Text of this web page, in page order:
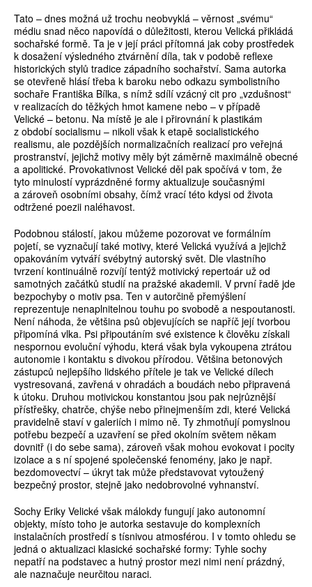
Tato – dnes možná už trochu neobvyklá – věrnost „svému“
médiu snad něco napovídá o důležitosti, kterou Velická přikládá
sochařské formě. Ta je v její práci přítomná jak coby prostředek
k dosažení výsledného ztvárnění díla, tak v podobě reflexe
historických stylů tradice západního sochařství. Sama autorka
se otevřeně hlásí třeba k baroku nebo odkazu symbolistního
sochaře Františka Bílka, s nímž sdílí vzácný cit pro „vzdušnost“
v realizacích do těžkých hmot kamene nebo – v případě
Velické – betonu. Na místě je ale i přirovnání k plastikám
z období socia­lismu – nikoli však k etapě socialistického
realismu, ale pozdějších normalizačních realizací pro veřejná
prostranství, jejichž motivy měly být záměrně maximálně obecné
a apolitické. Provokativnost Velické děl pak spočívá v tom, že
tyto minulostí vyprázdněné formy aktualizuje současnými
a zároveň osobními obsahy, čímž vrací této kdysi od života
odtržené poezii naléhavost.
Podobnou stálostí, jakou můžeme pozorovat ve formálním
pojetí, se vyznačují také motivy, které Velická využívá a jejichž
opakováním vytváří svébytný autorský svět. Dle vlastního
tvrzení konti­nuálně rozvíjí tentýž motivický repertoár už od
samotných začátků studií na pražské akademii. V první řadě jde
bezpochyby o motiv psa. Ten v autorčině přemýšlení
reprezentuje nenaplnitelnou touhu po svobodě a nespoutanosti.
Není náhoda, že většina psů objevujících se napříč její tvorbou
připomíná vlka. Psi připoutáním své existence k člověku získali
nespornou evoluční výhodu, která však byla vykoupena ztrátou
autonomie i kontaktu s divokou přírodou. Většina betonových
zástupců nejlepšího lidského přítele je tak ve Velické dílech
vystresovaná, zavřená v ohradách a boudách nebo připravená
k útoku. Druhou motivickou konstantou jsou pak nejrůznější
přístřešky, chatrče, chýše nebo přinejmenším zdi, které Velická
pravidelně staví v galeriích i mimo ně. Ty zhmotňují pomyslnou
potřebu bezpečí a uzavření se před okolním světem někam
dovnitř (i do sebe sama), zároveň však mohou evokovat i pocity
izolace a s ní spojené společenské fenomény, jako je např.
bezdomovectví – úkryt tak může představovat vytoužený
bezpečný prostor, stejně jako nedobrovolné vyhnanství.
Sochy Eriky Velické však málokdy fungují jako autonomní
objekty, místo toho je autorka sestavuje do komplexních
instalačních prostředí s tísnivou atmosférou. I v tomto ohledu se
jedná o aktualizaci klasické sochařské formy: Tyhle sochy
nepatří na podstavec a hutný prostor mezi nimi není prázdný,
ale naznačuje neurčitou naraci.